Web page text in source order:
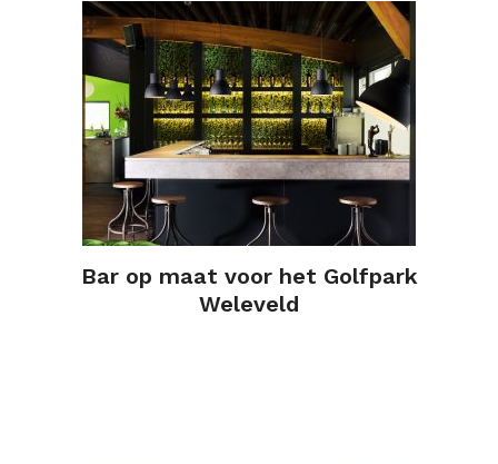
Bar op maat voor het Golfpark
Weleveld